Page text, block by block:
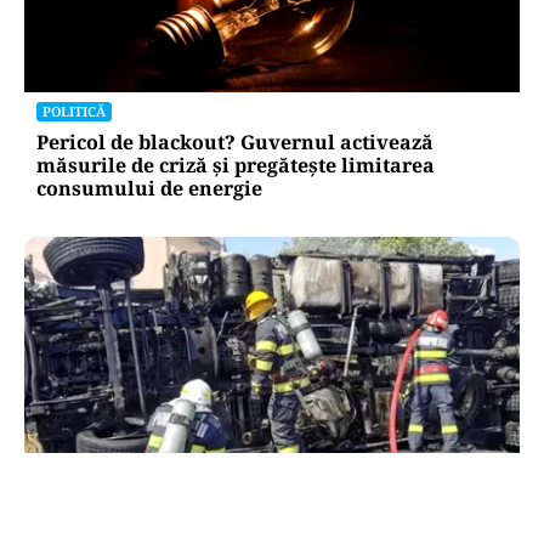
POLITICĂ
Pericol de blackout? Guvernul activează
măsurile de criză și pregătește limitarea
consumului de energie